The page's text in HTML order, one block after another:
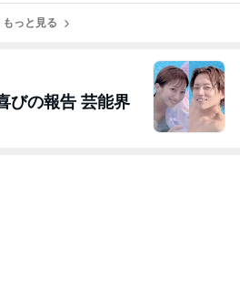
もっと見る
びの報告 芸能界